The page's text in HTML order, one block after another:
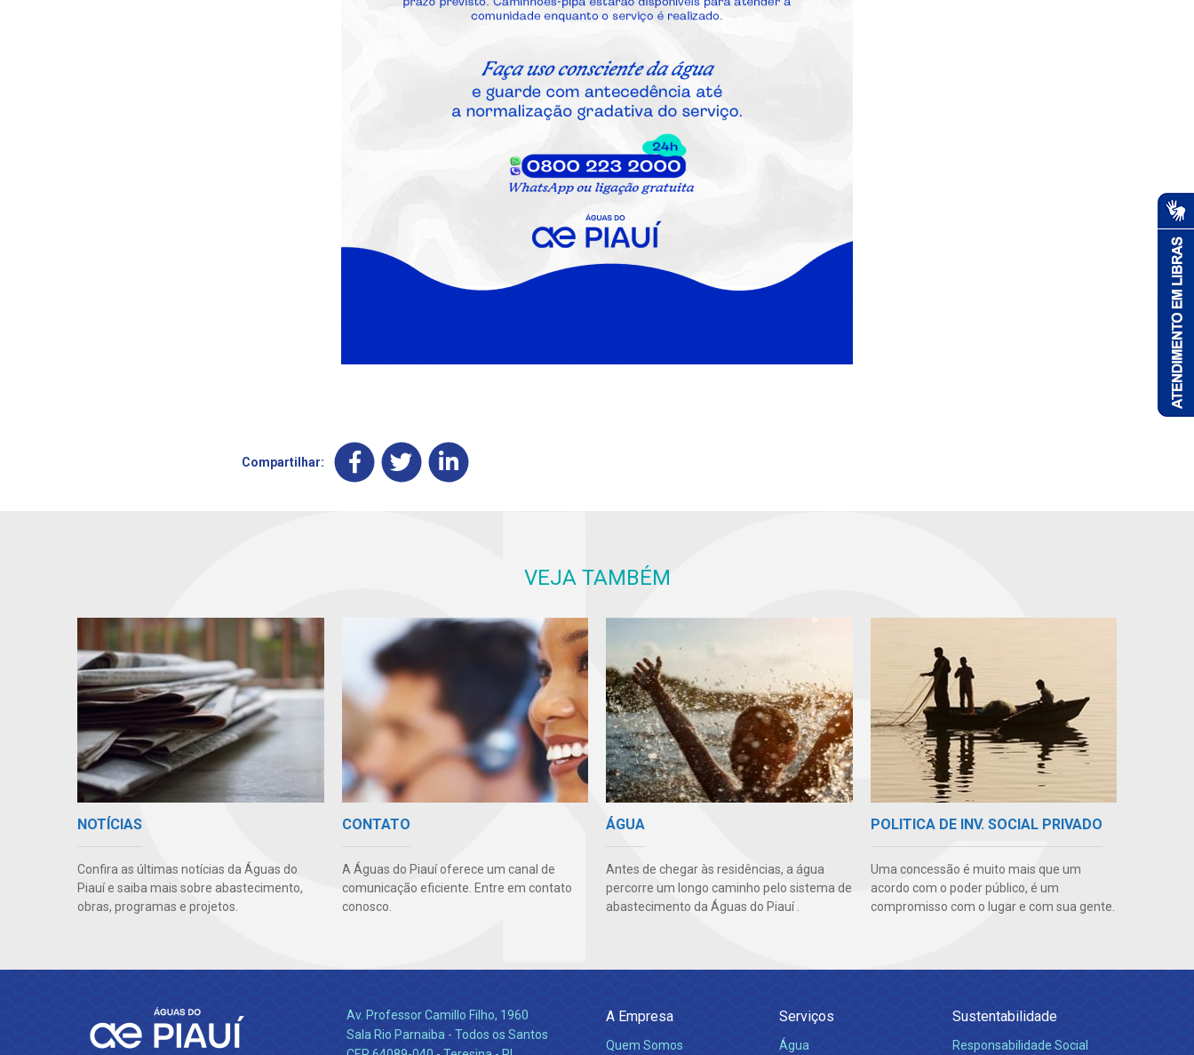
Compartilhar:
VEJA TAMBÉM
NOTÍCIAS
Confira as últimas notícias da Águas do
Piauí e saiba mais sobre abastecimento,
obras, programas e projetos.
CONTATO
A Águas do Piauí oferece um canal de
comunicação eficiente. Entre em contato
conosco.
ÁGUA
Antes de chegar às residências, a água
percorre um longo caminho pelo sistema de
abastecimento da Águas do Piauí .
POLITICA DE INV. SOCIAL PRIVADO
Uma concessão é muito mais que um
acordo com o poder público, é um
compromisso com o lugar e com sua gente.
Av. Professor Camillo Filho, 1960
Sala Rio Parnaiba - Todos os Santos
A Empresa
Quem Somos
Serviços
Água
Sustentabilidade
Responsabilidade Social